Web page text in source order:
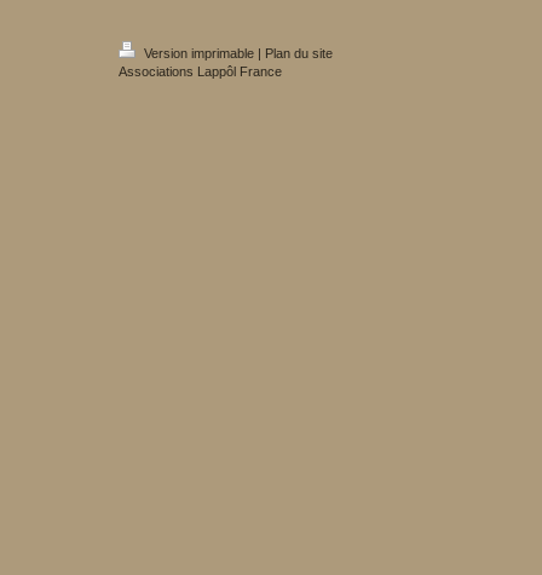
Version imprimable | Plan du site
Associations Lappôl France